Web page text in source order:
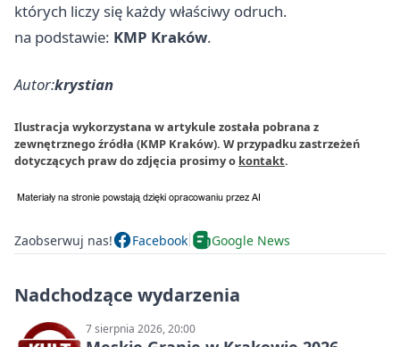
których liczy się każdy właściwy odruch.
na podstawie: KMP Kraków.
Autor:krystian
Ilustracja wykorzystana w artykule została pobrana z
zewnętrznego źródła (KMP Kraków). W przypadku zastrzeżeń
dotyczących praw do zdjęcia prosimy o kontakt.
Zaobserwuj nas! Facebook Google News
Nadchodzące wydarzenia
7 sierpnia 2026, 20:00